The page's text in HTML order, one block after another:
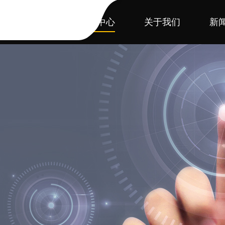
产品中心 关于我们 新